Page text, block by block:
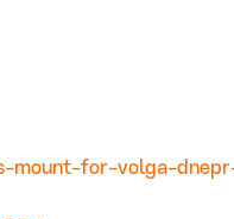
mount-for-volga-